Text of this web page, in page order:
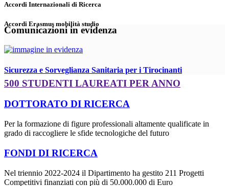
Accordi Internazionali di Ricerca
Accordi Erasmus mobilità studio
Comunicazioni in evidenza
Sicurezza e Sorveglianza Sanitaria per i Tirocinanti
500 STUDENTI LAUREATI PER ANNO
DOTTORATO DI RICERCA
Per la formazione di figure professionali altamente qualificate in
grado di raccogliere le sfide tecnologiche del futuro
FONDI DI RICERCA
Nel triennio 2022-2024 il Dipartimento ha gestito 211 Progetti
Competitivi finanziati con più di 50.000.000 di Euro